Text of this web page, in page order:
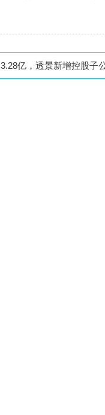
3.28亿，透景新增控股子